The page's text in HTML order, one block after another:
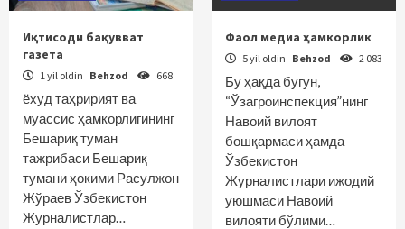
Иқтисоди бақувват
газета
1 yil oldin Behzod 668
ёхуд таҳририят ва
муассис ҳамкорлигининг
Бешариқ туман
тажрибаси Бешариқ
тумани ҳокими Расулжон
Жўраев Ўзбекистон
Журналистлар…
Фаол медиа ҳамкорлик
5 yil oldin Behzod 2 083
Бу ҳақда бугун,
“Ўзагроинспекция”нинг
Навоий вилоят
бошқармаси ҳамда
Ўзбекистон
Журналистлари ижодий
уюшмаси Навоий
вилояти бўлими…